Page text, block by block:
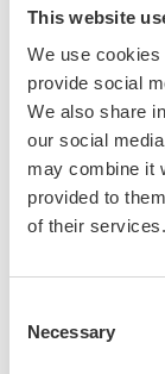
This website
We use
provide social
We also share
our social
may combine it
provided to
of their services.
Selection
Necessary